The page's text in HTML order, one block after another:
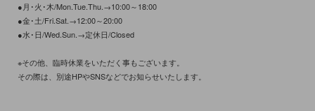
●月･火･木/Mon.Tue.Thu.→10:00～18:00
●金･土/Fri.Sat.→12:00～20:00
●水･日/Wed.Sun.→定休日/Closed
※その他、臨時休業をいただく事もございます。
その際は、別途HPやSNSなどでお知らせいたします。